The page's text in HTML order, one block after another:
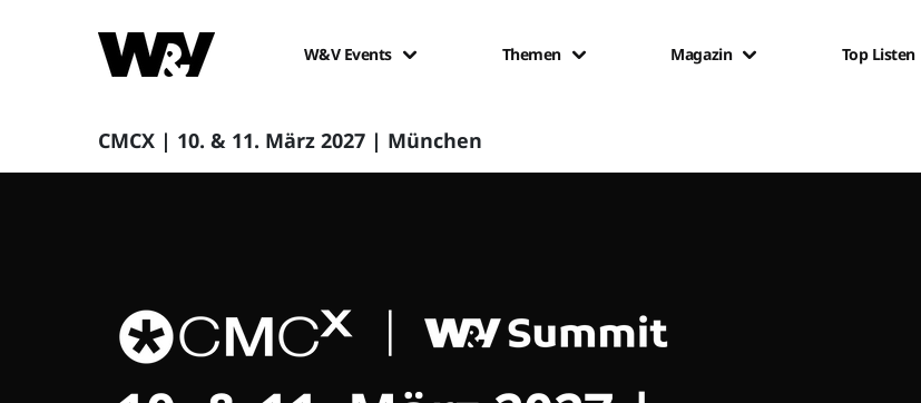
W&V Events Themen Magazin Top Listen
CMCX | 10. & 11. März 2027 | München